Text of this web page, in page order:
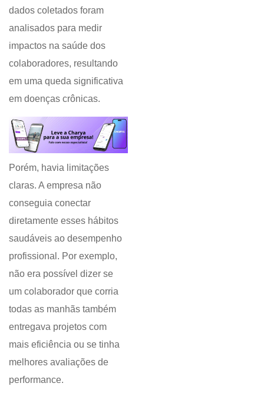
dados coletados foram
analisados para medir
impactos na saúde dos
colaboradores, resultando
em uma queda significativa
em doenças crônicas.
Porém, havia limitações
claras. A empresa não
conseguia conectar
diretamente esses hábitos
saudáveis ao desempenho
profissional. Por exemplo,
não era possível dizer se
um colaborador que corria
todas as manhãs também
entregava projetos com
mais eficiência ou se tinha
melhores avaliações de
performance.